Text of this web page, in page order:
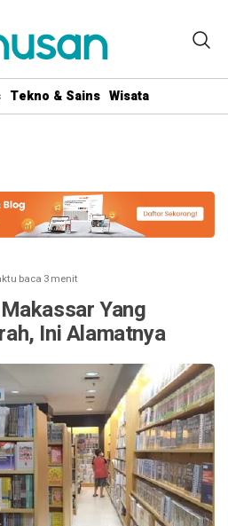
{ display: none } .totalpembaca {
Tekno & Sains Wisata
baca 3 menit
Yang
Ini Alamatnya